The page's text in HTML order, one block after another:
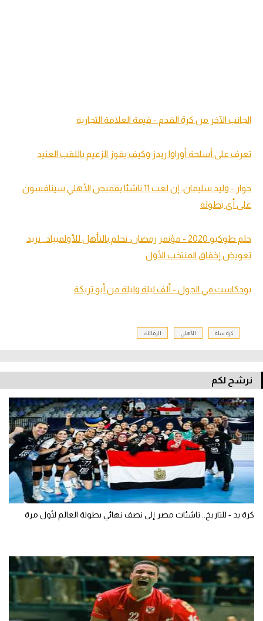
الجانب الآخر من كرة القدم - قيمة العلامة التجارية
تعرف على أسلحة أوراوا ريدز وكيف يفوز الزعيم باللقب العنيد
حوار - وليد سليمان: إن لعب 11 ناشئا بقميص الأهلي سينافسون
على أي بطولة
حلم طوكيو 2020 - مؤتمر رمضان: نحلم بالتأهل للأولمبياد.. نريد
تعويض إخفاق المنتخب الأول
بودكاست في الجول - ألف ليلة وليلة من أبو تريكة
كرة سلة الأهلي الزمالك
نرشح لكم
كرة يد - للتاريخ.. ناشئات مصر إلى نصف نهائي بطولة العالم لأول مرة